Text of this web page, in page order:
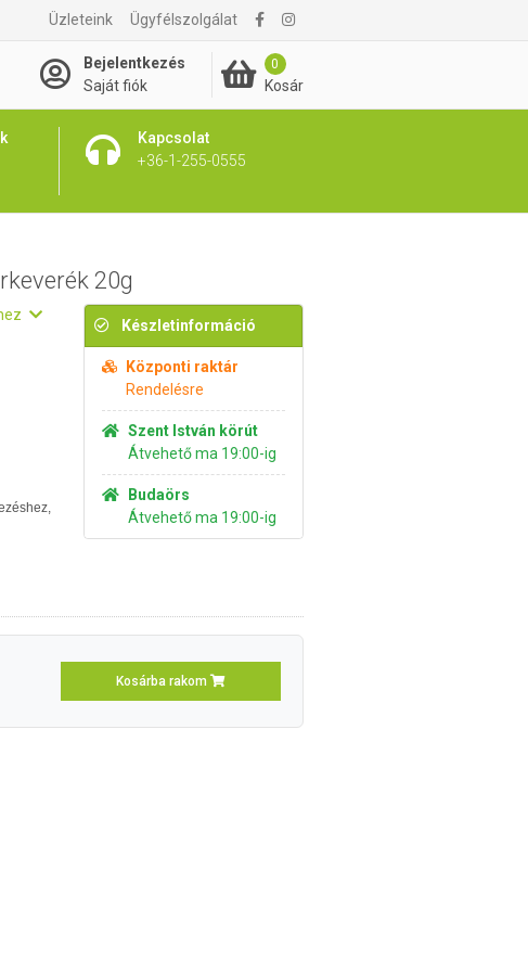
Üzleteink Ügyfélszolgálat
Bejelentkezés
Saját fiók
0
Kosár
Kapcsolat
+36-1-255-0555
280 Ft Kosárba rakom
20g
Készletinformáció
Központi raktár
Rendelésre
Szent István körút
Átvehető ma 19:00-ig
Budaörs
Átvehető ma 19:00-ig
Kosárba rakom